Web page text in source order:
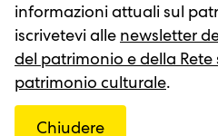
© 2026, Rete svizzera per il
Impronta Dichiarazione
informazioni attuali sul
iscrivetevi alle newsletter
del patrimonio e della Rete
patrimonio culturale.
Chiudere